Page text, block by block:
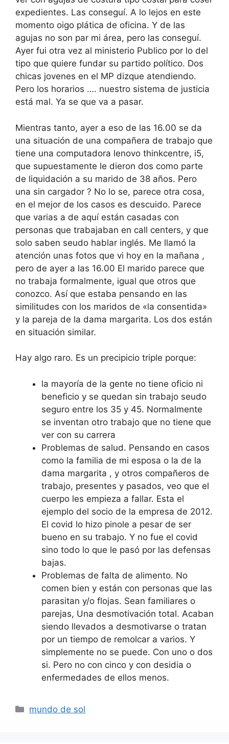
expedientes. Las conseguí. A lo lejos en este
momento oigo plática de oficina. Y de las
agujas no son par mi área, pero las conseguí.
Ayer fui otra vez al ministerio Publico por lo del
tipo que quiere fundar su partido político. Dos
chicas jovenes en el MP dizque atendiendo.
Pero los horarios …. nuestro sistema de justicia
está mal. Ya se que va a pasar.
Mientras tanto, ayer a eso de las 16.00 se da
una situación de una compañera de trabajo que
tiene una computadora lenovo thinkcentre, i5,
que supuestamente le dieron dos como parte
de liquidación a su marido de 38 años. Pero
una sin cargador ? No lo se, parece otra cosa,
en el mejor de los casos es descuido. Parece
que varias a de aquí están casadas con
personas que trabajaban en call centers, y que
solo saben seudo hablar inglés. Me llamó la
atención unas fotos que vi hoy en la mañana ,
pero de ayer a las 16.00 El marido parece que
no trabaja formalmente, igual que otros que
conozco. Así que estaba pensando en las
similitudes con los maridos de «la consentida»
y la pareja de la dama margarita. Los dos están
en situación similar.
Hay algo raro. Es un precipicio triple porque:
la mayoría de la gente no tiene oficio ni
beneficio y se quedan sin trabajo seudo
seguro entre los 35 y 45. Normalmente
se inventan otro trabajo que no tiene que
ver con su carrera
Problemas de salud. Pensando en casos
como la familia de mi esposa o la de la
dama margarita , y otros compañeros de
trabajo, presentes y pasados, veo que el
cuerpo les empieza a fallar. Esta el
ejemplo del socio de la empresa de 2012.
El covid lo hizo pinole a pesar de ser
bueno en su trabajo. Y no fue el covid
sino todo lo que le pasó por las defensas
bajas.
Problemas de falta de alimento. No
comen bien y están con personas que las
parasitan y/o flojas. Sean familiares o
parejas, Una desmotivación total. Acaban
siendo llevados a desmotivarse o tratan
por un tiempo de remolcar a varios. Y
simplemente no se puede. Con uno o dos
si. Pero no con cinco y con desidia o
enfermedades de ellos menos.
Categorías
mundo de sol